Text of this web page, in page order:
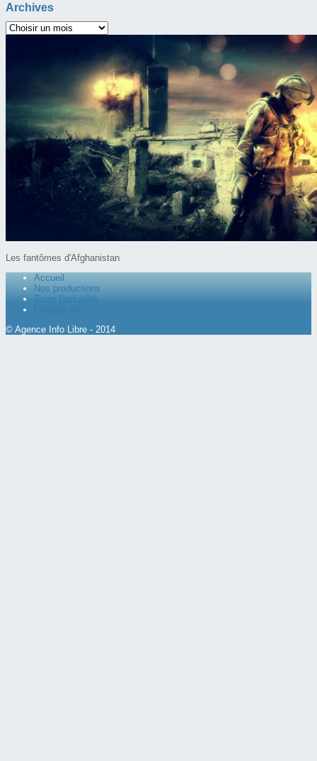
Archives
Les fantômes d'Afghanistan
Accueil
Nos productions
Toute l'actualité
© Agence Info Libre - 2014